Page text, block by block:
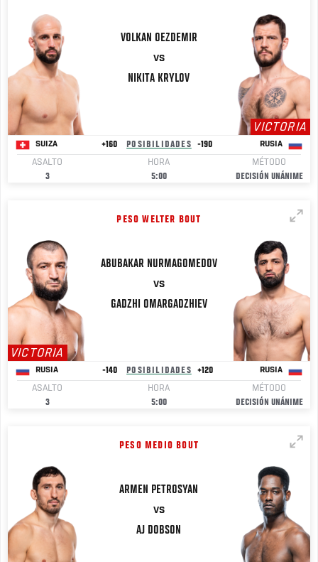
VOLKAN OEZDEMIR
VS
NIKITA KRYLOV
VICTORIA
SUIZA +160 POSIBILIDADES -190 RUSIA
ASALTO
3
HORA
5:00
MÉTODO
DECISIÓN UNÁNIME
PESO WELTER BOUT
VICTORIA
ABUBAKAR NURMAGOMEDOV
VS
GADZHI OMARGADZHIEV
RUSIA -140 POSIBILIDADES +120 RUSIA
ASALTO
3
HORA
5:00
MÉTODO
DECISIÓN UNÁNIME
PESO MEDIO BOUT
ARMEN PETROSYAN
VS
AJ DOBSON